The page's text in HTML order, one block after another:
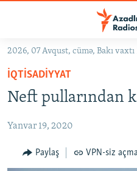
Əsas
qayıt
Əsas
naviqasiyaya
qayıt
GÜNDƏM
#İZAHLA
KORRUPSIOMETR
#ƏSLINDƏ
FƏRQƏ BAX
2026, 07 Avqust, cümə, Bakı vaxtı
İQTISADIYYAT
Neft pullarından
Yanvar 19, 2020
Paylaş VPN-siz